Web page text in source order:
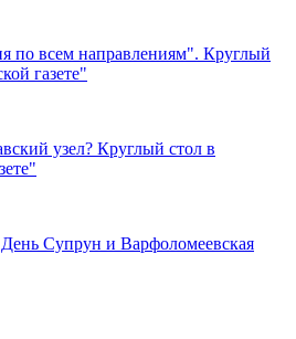
по всем направлениям". Круглый
газете"
узел? Круглый стол в
Супрун и Варфоломеевская